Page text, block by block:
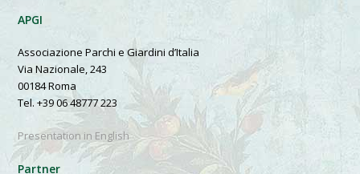
APGI
Associazione Parchi e Giardini d’Italia
Via Nazionale, 243
00184 Roma
Tel. +39 06 48777 223
Presentation in English
Partner